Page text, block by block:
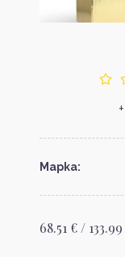
Марка:
68.51 € /